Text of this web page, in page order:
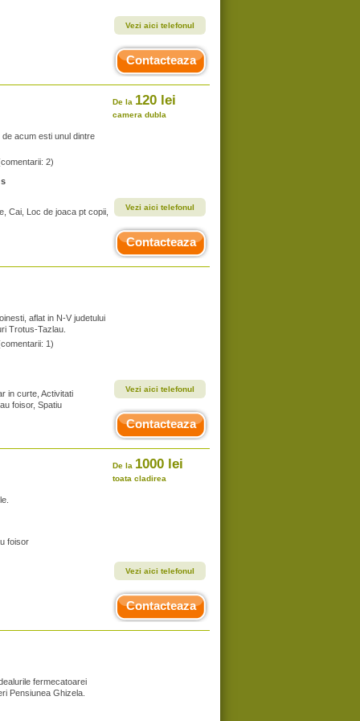
Vezi aici telefonul
Contacteaza
acum esti unul dintre
2)
Cai, Loc de joaca pt copii,
De la 120 lei
camera dubla
Vezi aici telefonul
Contacteaza
aflat in N-V judetului
Trotus-Tazlau.
1)
in curte, Activitati
foisor, Spatiu
Vezi aici telefonul
Contacteaza
foisor
De la 1000 lei
toata cladirea
Vezi aici telefonul
Contacteaza
fermecatoarei
Pensiunea Ghizela.